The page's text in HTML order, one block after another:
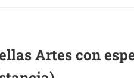
Artes con